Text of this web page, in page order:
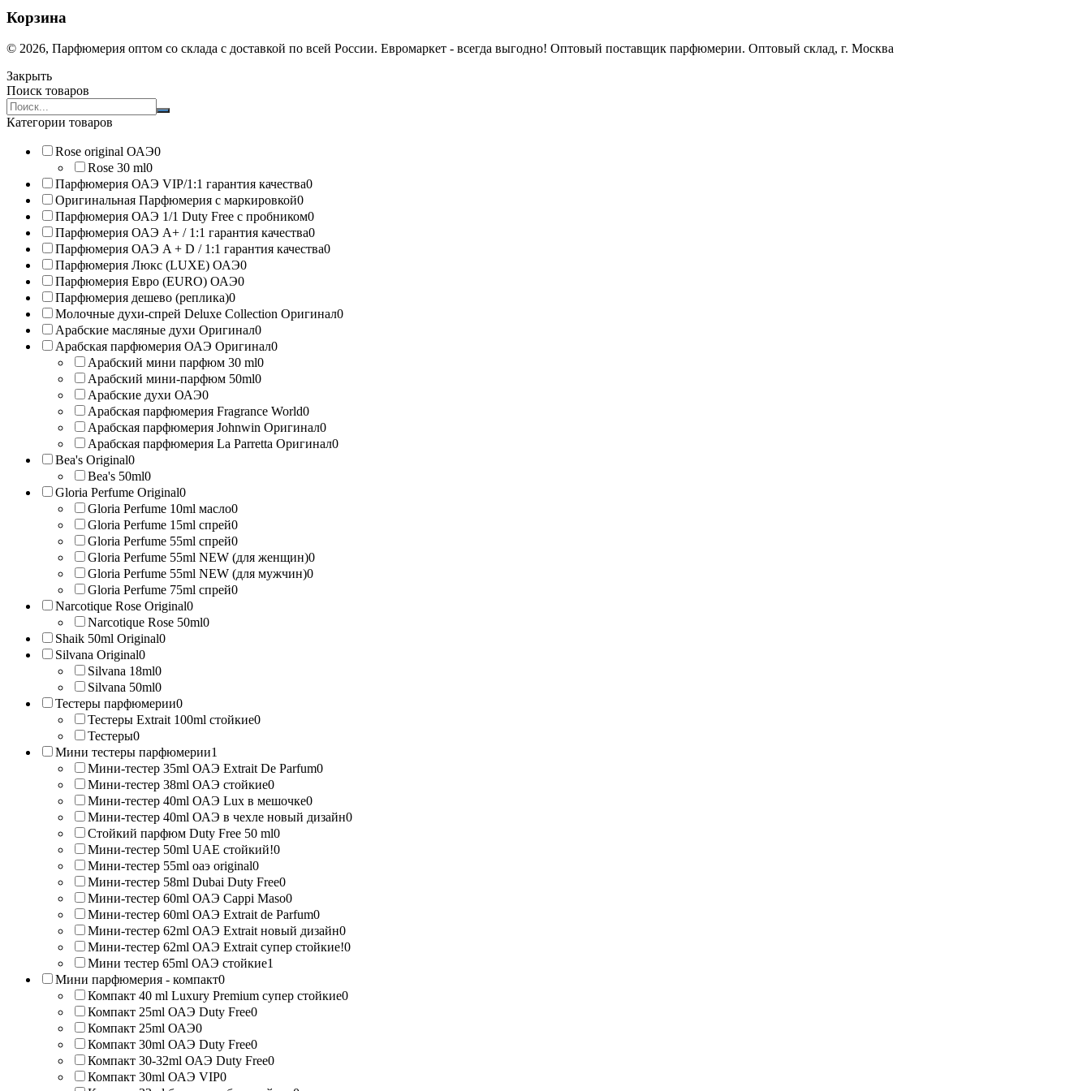
Корзина
© 2026, Парфюмерия оптом со склада с доставкой по всей России. Евромаркет - всегда выгодно! Оптовый поставщик парфюмерии. Оптовый склад, г. Москва
Закрыть
Поиск товаров
Search
products:
Категории товаров
Rose original ОАЭ0
Rose 30 ml0
Парфюмерия ОАЭ VIP/1:1 гарантия качества0
Оригинальная Парфюмерия с маркировкой0
Парфюмерия ОАЭ 1/1 Duty Free с пробником0
Парфюмерия ОАЭ A+ / 1:1 гарантия качества0
Парфюмерия ОАЭ A + D / 1:1 гарантия качества0
Парфюмерия Люкс (LUXE) ОАЭ0
Парфюмерия Евро (EURO) ОАЭ0
Парфюмерия дешево (реплика)0
Молочные духи-спрей Deluxe Collection Оригинал0
Арабские масляные духи Оригинал0
Арабская парфюмерия ОАЭ Оригинал0
Арабский мини парфюм 30 ml0
Арабский мини-парфюм 50ml0
Арабские духи ОАЭ0
Арабская парфюмерия Fragrance World0
Арабская парфюмерия Johnwin Оригинал0
Арабская парфюмерия La Parretta Оригинал0
Bea's Original0
Bea's 50ml0
Gloria Perfume Original0
Gloria Perfume 10ml масло0
Gloria Perfume 15ml спрей0
Gloria Perfume 55ml спрей0
Gloria Perfume 55ml NEW (для женщин)0
Gloria Perfume 55ml NEW (для мужчин)0
Gloria Perfume 75ml спрей0
Narcotique Rose Original0
Narcotique Rose 50ml0
Shaik 50ml Original0
Silvana Original0
Silvana 18ml0
Silvana 50ml0
Тестеры парфюмерии0
Тестеры Extrait 100ml стойкие0
Тестеры0
Мини тестеры парфюмерии1
Мини-тестер 35ml ОАЭ Extrait De Parfum0
Мини-тестер 38ml ОАЭ стойкие0
Мини-тестер 40ml ОАЭ Lux в мешочке0
Мини-тестер 40ml ОАЭ в чехле новый дизайн0
Стойкий парфюм Duty Free 50 ml0
Мини-тестер 50ml UAE стойкий!0
Мини-тестер 55ml оаэ original0
Мини-тестер 58ml Dubai Duty Free0
Мини-тестер 60ml ОАЭ Cappi Maso0
Мини-тестер 60ml ОАЭ Extrait de Parfum0
Мини-тестер 62ml ОАЭ Extrait новый дизайн0
Мини-тестер 62ml ОАЭ Extrait супер стойкие!0
Мини тестер 65ml ОАЭ стойкие1
Мини парфюмерия - компакт0
Компакт 40 ml Luxury Premium супер стойкие0
Компакт 25ml ОАЭ Duty Free0
Компакт 25ml ОАЭ0
Компакт 30ml ОАЭ Duty Free0
Компакт 30-32ml ОАЭ Duty Free0
Компакт 30ml ОАЭ VIP0